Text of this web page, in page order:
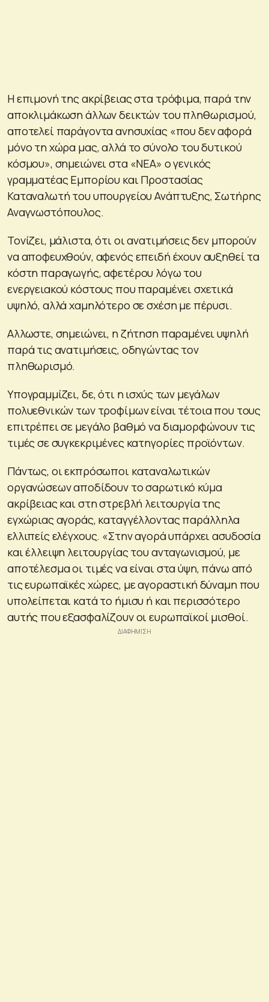
Η επιμονή της ακρίβειας στα τρόφιμα, παρά την
αποκλιμάκωση άλλων δεικτών του πληθωρισμού,
αποτελεί παράγοντα ανησυχίας «που δεν αφορά
μόνο τη χώρα μας, αλλά το σύνολο του δυτικού
κόσμου», σημειώνει στα «ΝΕΑ» ο γενικός
γραμματέας Εμπορίου και Προστασίας
Καταναλωτή του υπουργείου Ανάπτυξης, Σωτήρης
Αναγνωστόπουλος.
Τονίζει, μάλιστα, ότι οι ανατιμήσεις δεν μπορούν
να αποφευχθούν, αφενός επειδή έχουν αυξηθεί τα
κόστη παραγωγής, αφετέρου λόγω του
ενεργειακού κόστους που παραμένει σχετικά
υψηλό, αλλά χαμηλότερο σε σχέση με πέρυσι.
Αλλωστε, σημειώνει, η ζήτηση παραμένει υψηλή
παρά τις ανατιμήσεις, οδηγώντας τον
πληθωρισμό.
Υπογραμμίζει, δε, ότι η ισχύς των μεγάλων
πολυεθνικών των τροφίμων είναι τέτοια που τους
επιτρέπει σε μεγάλο βαθμό να διαμορφώνουν τις
τιμές σε συγκεκριμένες κατηγορίες προϊόντων.
Πάντως, οι εκπρόσωποι καταναλωτικών
οργανώσεων αποδίδουν το σαρωτικό κύμα
ακρίβειας και στη στρεβλή λειτουργία της
εγχώριας αγοράς, καταγγέλλοντας παράλληλα
ελλιπείς ελέγχους. «Στην αγορά υπάρχει ασυδοσία
και έλλειψη λειτουργίας του ανταγωνισμού, με
αποτέλεσμα οι τιμές να είναι στα ύψη, πάνω από
τις ευρωπαϊκές χώρες, με αγοραστική δύναμη που
υπολείπεται κατά το ήμισυ ή και περισσότερο
αυτής που εξασφαλίζουν οι ευρωπαϊκοί μισθοί.